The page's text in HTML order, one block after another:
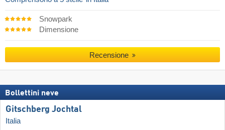
Snowpark
Dimensione
Recensione
Bollettini neve
Gitschberg Jochtal
Italia